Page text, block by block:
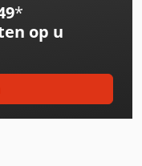
*
op u